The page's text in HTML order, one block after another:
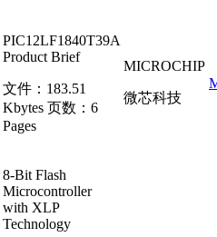
PIC12LF1840T39A
Product Brief
文件： 183.51
Kbytes 页数： 6
Pages
MICROCHIP
微芯科技
8-Bit Flash
Microcontroller
with XLP
Technology